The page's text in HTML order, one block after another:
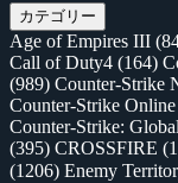
カテゴリー
Age of Empires III
Call of Duty4 (164)
(989) Counter-Strike
Counter-Strike Online
Counter-Strike:
(395) CROSSFIRE
(1206) Enemy